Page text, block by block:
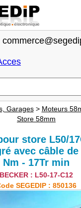
Garages> Moteurs
Store 58mm
store L50/
avec câble
Nm - 17Tr min
BECKER : L50-17-C12
SEGEDIP : 850136